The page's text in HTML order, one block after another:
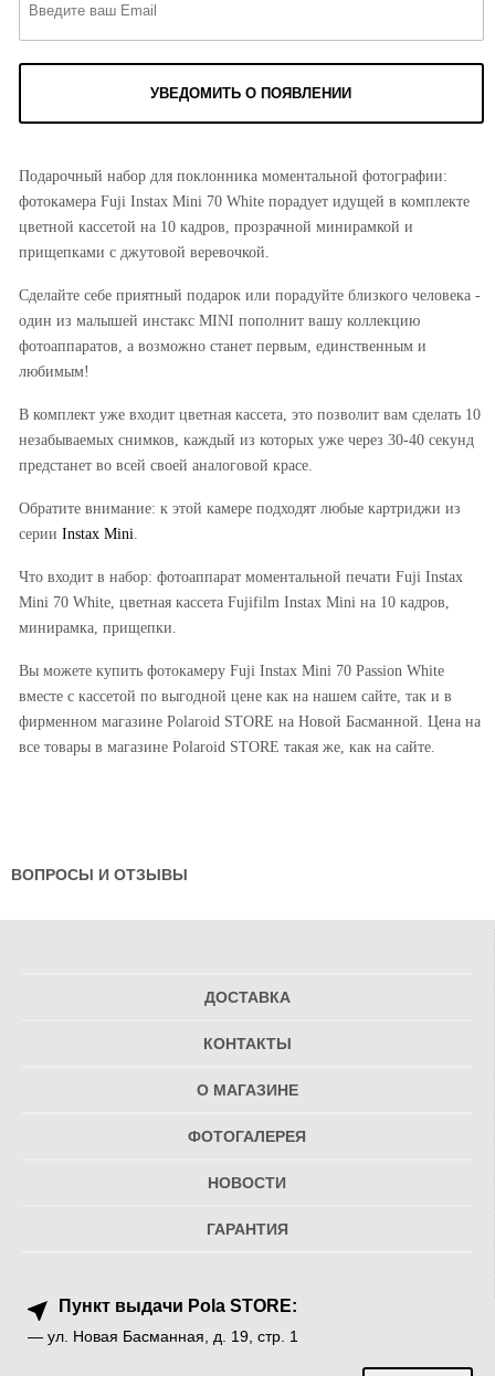
УВЕДОМИТЬ О ПОЯВЛЕНИИ
Подарочный набор для поклонника моментальной фотографии:
фотокамера Fuji Instax Mini 70 White порадует идущей в комплекте
цветной кассетой на 10 кадров, прозрачной минирамкой и
прищепками с джутовой веревочкой.
Сделайте себе приятный подарок или порадуйте близкого человека -
один из малышей инстакс MINI пополнит вашу коллекцию
фотоаппаратов, а возможно станет первым, единственным и
любимым!
В комплект уже входит цветная кассета, это позволит вам сделать 10
незабываемых снимков, каждый из которых уже через 30-40 секунд
предстанет во всей своей аналоговой красе.
Обратите внимание: к этой камере подходят любые картриджи из
серии Instax Mini
Что входит в набор: фотоаппарат моментальной печати Fuji Instax
Mini 70 White, цветная кассета Fujifilm Instax Mini на 10 кадров,
минирамка, прищепки.
Вы можете купить фотокамеру Fuji Instax Mini 70 Passion White
вместе с кассетой по выгодной цене как на нашем сайте, так и в
фирменном магазине Polaroid STORE на Новой Басманной. Цена на
все товары в магазине Polaroid STORE такая же, как на сайте.
ВОПРОСЫ И ОТЗЫВЫ
ДОСТАВКА
КОНТАКТЫ
О МАГАЗИНЕ
ФОТОГАЛЕРЕЯ
НОВОСТИ
ГАРАНТИЯ
Пункт выдачи Pola STORE:
— ул. Новая Басманная, д. 19, стр. 1